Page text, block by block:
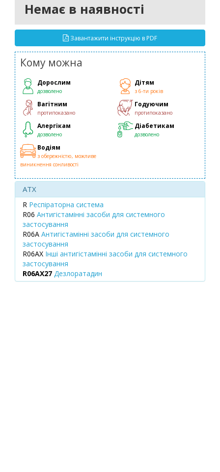
Немає в наявності
Завантажити інструкцію в PDF
Кому можна
Дорослим
дозволено
Дітям
з 6-ти років
Вагітним
протипоказано
Годуючим
протипоказано
Алергікам
дозволено
Діабетикам
дозволено
Водіям
з обережністю, можливе
виникнення сонливості
ATX
R Респіраторна система
R06 Антигістамінні засоби для системного
застосування
R06A Антигістамінні засоби для системного
застосування
R06AX Інші антигістамінні засоби для системного
застосування
R06AX27 Дезлоратадин